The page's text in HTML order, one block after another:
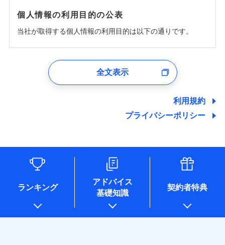
個人情報の利用目的の公表
当社が取得する個人情報の利用目的は以下の通りです。
ユーザー登録受付および、管理のため
しくは委託を受けている保険会社・提携会社の保険その他に
関する情報を提供し、金融商品等の契約を勧奨するため、ま
た維持管理等の委託業務遂行のため、またそれらに付帯、関
情報を取引のある他の保険会社の商品・サービスをご提案す
るために利用させていただくことがあります。）
各種セミナーの開催のため
コンサルティングサービスの実施のため
アンケートやキャンペーン等の実施のため
上記に係る案内・手続き・管理等付帯業務を行うため
* 当社が委託を受けている保険会社の情報は、保険会社のホ
ームページに掲載しておりますので、ご確認ください。
全文表示
利用規約
プライバシーポリシー
ランキング
アドバイス
基礎知識
契約者特典